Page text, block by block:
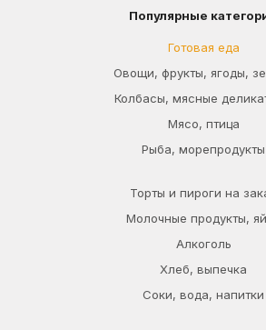
Популярные
Готовая еда
Овощи, фрукты, ягоды,
Колбасы, мясные
Мясо, птица
Рыба, морепродукты
Торты и пироги на
Молочные продукты,
Алкоголь
Хлеб, выпечка
Соки, вода, напитки